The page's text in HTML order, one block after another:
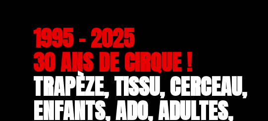
1995 - 2025
30 ANS DE CIRQUE !
TRAPÈZE, TISSU, CERCEAU,
ENFANTS, ADO, ADULTES,